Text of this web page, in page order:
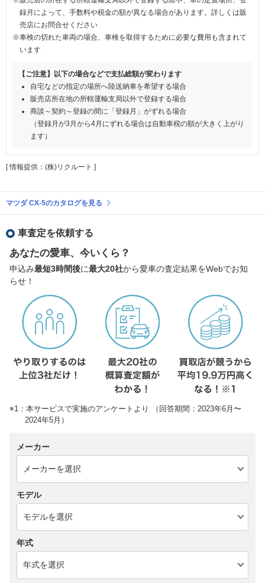
録月によって、手数料や税金の額が異なる場合があります。詳しくは販
売店にお問合せください
※車検の切れた車両の場合、車検を取得するために必要な費用も含まれて
います
【ご注意】以下の場合などで支払総額が変わります
自宅などの指定の場所へ陸送納車を希望する場合
販売店所在地の所轄運輸支局以外で登録する場合
商談～契約～登録の間に「登録月」がずれる場合
（登録月が3月から4月にずれる場合は自動車税の額が大きく上がり
ます）
[ 情報提供：(株)リクルート ]
マツダ CX-5のカタログを見る
車査定を依頼する
あなたの愛車、今いくら？
申込み最短3時間後に最大20社から愛車の査定結果をWebでお知
らせ！
※1：本サービスで実施のアンケートより （回答期間：2023年6月〜
2024年5月）
メーカー
モデル
年式